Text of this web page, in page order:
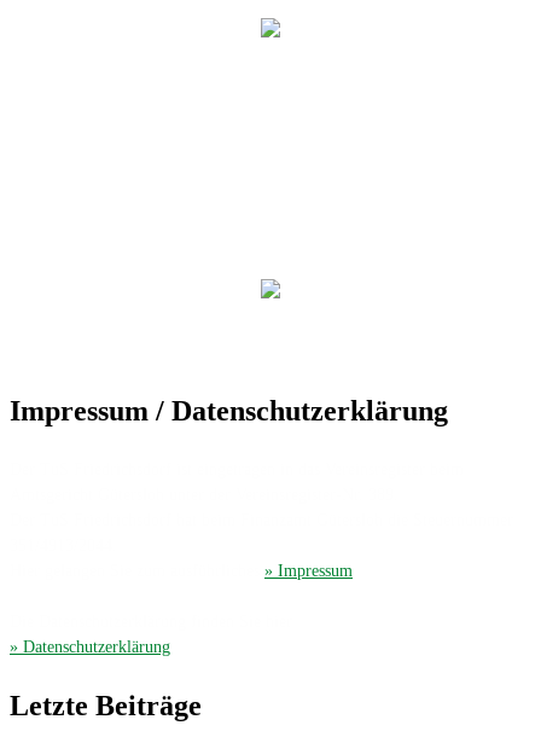
Impressum / Datenschutzerklärung
» Impressum
» Datenschutzerklärung
Letzte Beiträge